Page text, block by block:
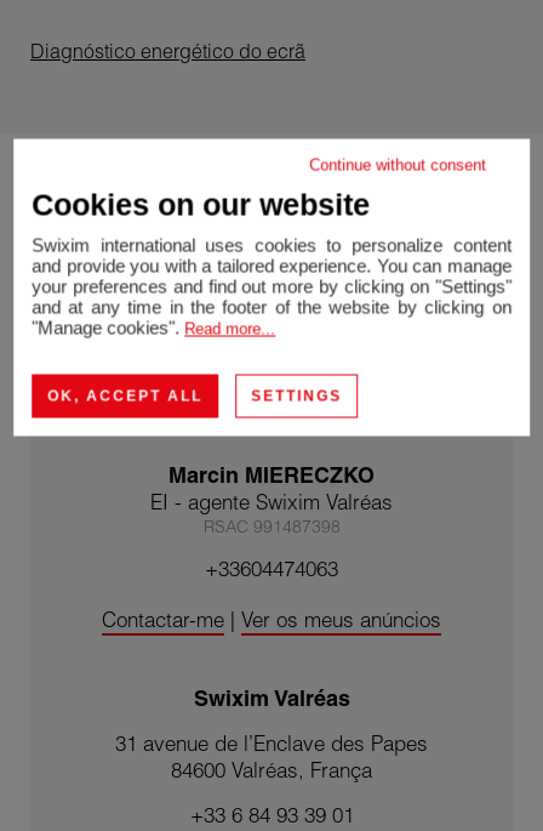
Diagnóstico energético do ecrã
Marcin MIERECZKO
EI - agente Swixim Valréas
RSAC 991487398
+33604474063
Contactar-me | Ver os meus anúncios
Swixim Valréas
31 avenue de l’Enclave des Papes
84600 Valréas, França
+33 6 84 93 39 01
Continue without consent
Cookies on our website
Swixim international uses cookies to personalize content
and provide you with a tailored experience. You can manage
your preferences and find out more by clicking on "Settings"
and at any time in the footer of the website by clicking on
"Manage cookies". Read more...
OK, ACCEPT ALL SETTINGS